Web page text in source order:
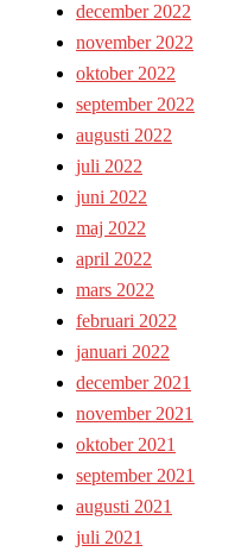
december 2022
november 2022
oktober 2022
september 2022
augusti 2022
juli 2022
juni 2022
maj 2022
april 2022
mars 2022
februari 2022
januari 2022
december 2021
november 2021
oktober 2021
september 2021
augusti 2021
juli 2021